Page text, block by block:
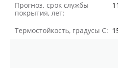
Прогноз. срок службы
покрытия, лет:
11
Термостойкость, градусы С: